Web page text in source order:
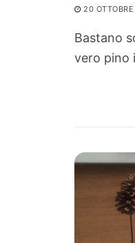
20
Bastano
vero pino